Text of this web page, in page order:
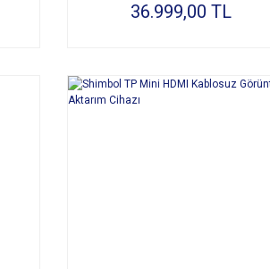
36.999,00 TL